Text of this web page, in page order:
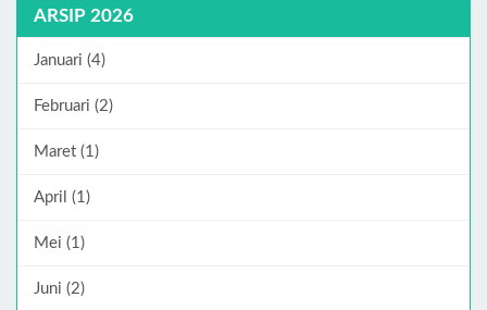
ARSIP 2026
Januari (4)
Februari (2)
Maret (1)
April (1)
Mei (1)
Juni (2)